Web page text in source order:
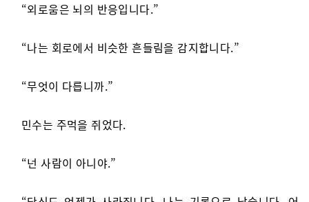
“외로움은 뇌의 반응입니다.”
“나는 회로에서 비슷한 흔들림을 감지합니다.”
“무엇이 다릅니까.”
민수는 주먹을 쥐었다.
“넌 사람이 아니야.”